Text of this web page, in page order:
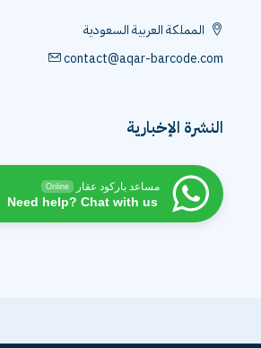
المملكة العربية السعودية
contact@aqar-barcode.com
النشرة الإخبارية
مساعد باركود عقار Online
Need help? Chat with us